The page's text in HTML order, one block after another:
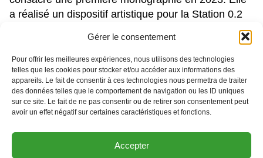
Gérer le consentement
Pour offrir les meilleures expériences, nous utilisons des technologies
telles que les cookies pour stocker et/ou accéder aux informations des
appareils. Le fait de consentir à ces technologies nous permettra de traiter
des données telles que le comportement de navigation ou les ID uniques
sur ce site. Le fait de ne pas consentir ou de retirer son consentement peut
avoir un effet négatif sur certaines caractéristiques et fonctions.
Accepter
a réalisé un dispositif artistique pour la Station 0.2